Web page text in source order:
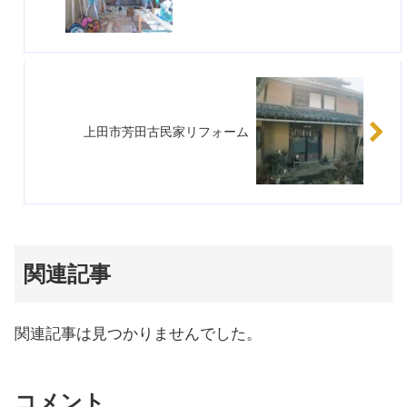
上田市芳田古民家リフォーム
関連記事
関連記事は見つかりませんでした。
コメント